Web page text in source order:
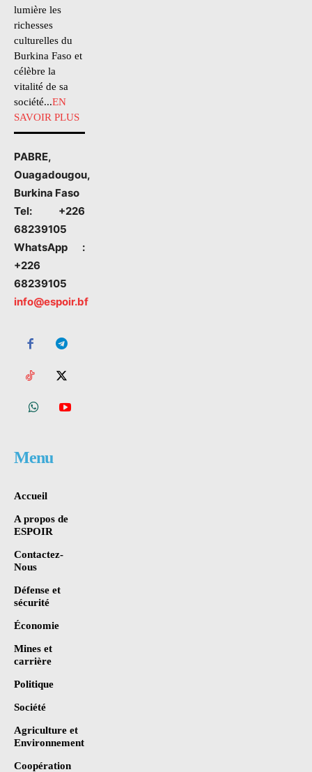
lumière les
richesses
culturelles du
Burkina Faso et
célèbre la
vitalité de sa
société...EN
SAVOIR PLUS
PABRE,
Ouagadougou,
Burkina Faso
Tel: +226
68239105
WhatsApp :
+226
68239105
info@espoir.bf
Menu
Accueil
A propos de
ESPOIR
Contactez-
Nous
Défense et
sécurité
Économie
Mines et
carrière
Politique
Société
Agriculture et
Environnement
Coopération